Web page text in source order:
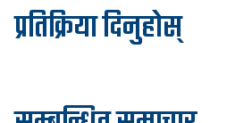
प्रतिक्रिया दिनुहोस्